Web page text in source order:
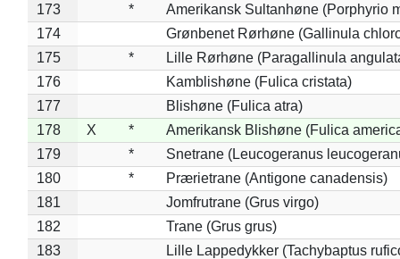
173
*
Amerikansk Sultanhøne (Porphyrio
174
Grønbenet Rørhøne (Gallinula
175
*
Lille Rørhøne (Paragallinula
176
Kamblishøne (Fulica cristata)
177
Blishøne (Fulica atra)
178
X *
Amerikansk Blishøne (Fulica
179
*
Snetrane (Leucogeranus
180
*
Prærietrane (Antigone canadensis)
181
Jomfrutrane (Grus virgo)
182
Trane (Grus grus)
183
Lille Lappedykker (Tachybaptus